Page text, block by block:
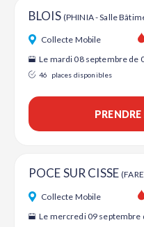
BLOIS (PHINIA - Salle
Collecte Mobile
Le mardi 08 septembre de
46 places disponibles
POCE SUR CISSE
Collecte Mobile
Le mercredi 09 septembre